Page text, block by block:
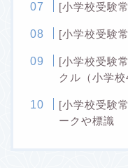
[小学校受験
[小学校受験
[小学校受験
クル（小学校
[小学校受験
ークや標識